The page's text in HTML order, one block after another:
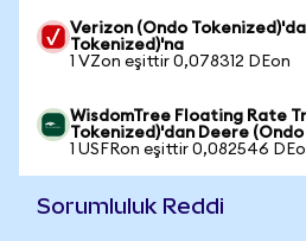
Verizon (Ondo
Tokenized)'na
1 VZon eşittir 0,078312 DEon
WisdomTree Floating Rate
Tokenized)'dan Deere
1 USFRon eşittir 0,082546
Sorumluluk Reddi